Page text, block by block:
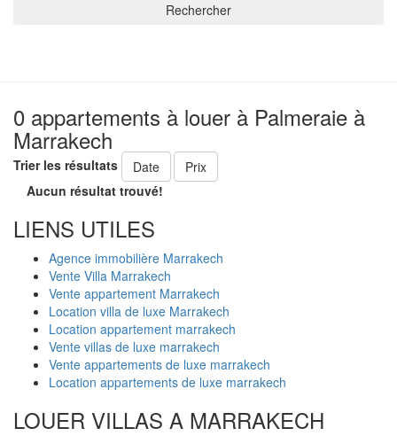
Rechercher
0 appartements à louer à Palmeraie à
Marrakech
Trier les résultats Date
Prix
Aucun résultat trouvé!
LIENS UTILES
Agence immobilière Marrakech
Vente Villa Marrakech
Vente appartement Marrakech
Location villa de luxe Marrakech
Location appartement marrakech
Vente villas de luxe marrakech
Vente appartements de luxe marrakech
Location appartements de luxe marrakech
LOUER VILLAS A MARRAKECH